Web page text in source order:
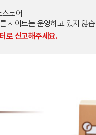
토어
이트는 운영하고 있지 않
로 신고해주세요.